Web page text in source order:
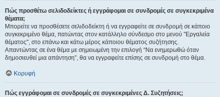
Πώς προσθέτω σελιδοδείκτες ή εγγράφομαι σε συνδρομές σε συγκεκριμένα
θέματα;
Μπορείτε να προσθέσετε σελιδοδείκτη ή να εγγραφείτε σε συνδρομή σε κάποιο
συγκεκριμένο θέμα, πατώντας στον κατάλληλο σύνδεσμο στο μενού "Εργαλεία
θέματος", στο επάνω και κάτω μέρος κάποιου θέματος συζήτησης.
Απαντώντας σε ένα θέμα με σημειωμένη την επιλογή “Να ενημερωθώ όταν
δημοσιευθεί μια απάντηση”, θα να εγγραφείτε επίσης σε συνδρομή στο θέμα.
Κορυφή
Πώς εγγράφομαι σε συνδρομές σε συγκεκριμένες Δ. Συζητήσεις;